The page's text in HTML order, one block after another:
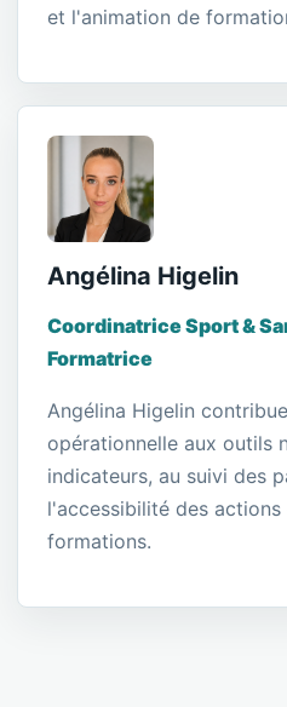
et l'animation de
Angélina Higelin
Coordinatrice Sport &
Formatrice
Angélina Higelin
opérationnelle aux outils
indicateurs, au suivi des
l'accessibilité des
formations.